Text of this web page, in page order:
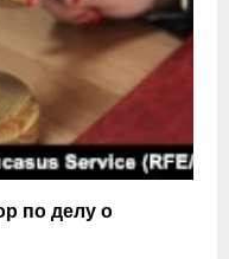
по делу о